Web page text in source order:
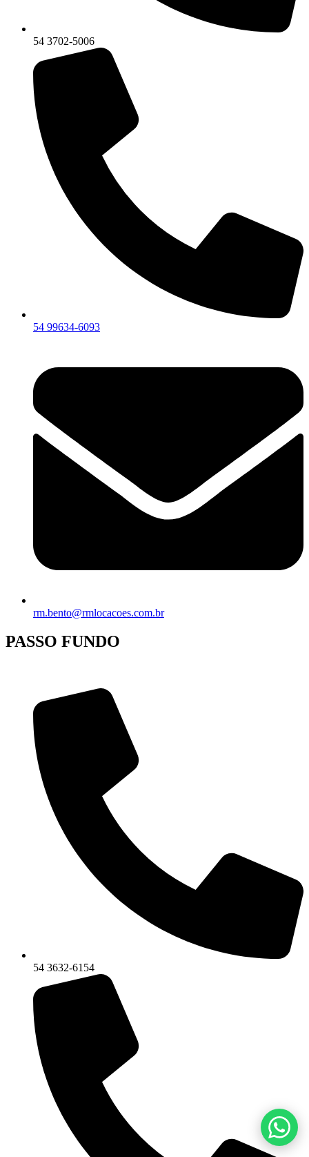
54 3702-5006
54 99634‑6093‬
rm.bento@rmlocacoes.com.br
PASSO FUNDO
54 3632-6154